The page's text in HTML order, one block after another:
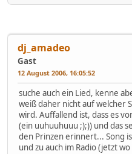
dj_amadeo
Gast
12 August 2006, 16:05:52
suche auch ein Lied, kenne
weiß daher nicht auf welcher
wird. Auffallend ist, dass es
(ein uuhuuhuuu ;);)) und das
den Prinzen erinnert... Song
und zu auch im Radio (jetzt